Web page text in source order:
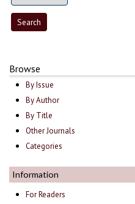
Browse
By Issue
By Author
By Title
Other Journals
Categories
Information
For Readers